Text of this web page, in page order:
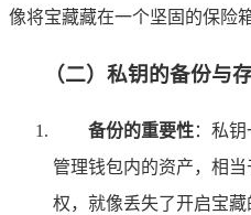
像将宝藏藏在一个坚固的保险箱
（二）私钥的备份与
备份的重要性：私
管理钱包内的资产，相
权，就像丢失了开启宝